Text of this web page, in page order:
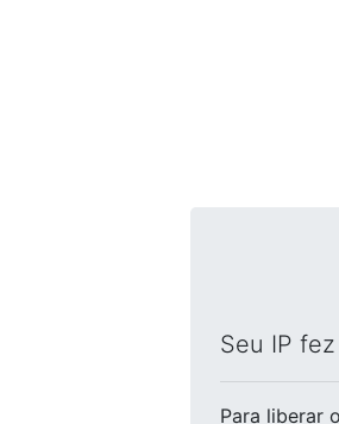
Seu IP
Para liberar